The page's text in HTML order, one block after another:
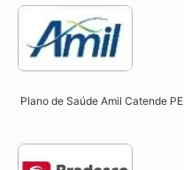
Plano de Saúde Amil Catende PE